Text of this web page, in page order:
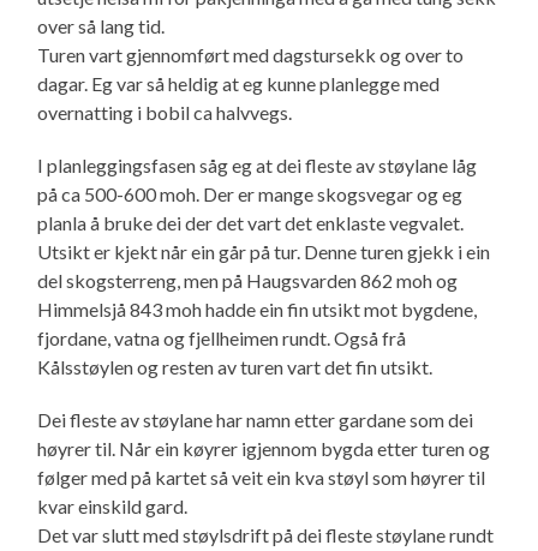
over så lang tid.
Turen vart gjennomført med dagstursekk og over to
dagar. Eg var så heldig at eg kunne planlegge med
overnatting i bobil ca halvvegs.
I planleggingsfasen såg eg at dei fleste av støylane låg
på ca 500-600 moh. Der er mange skogsvegar og eg
planla å bruke dei der det vart det enklaste vegvalet.
Utsikt er kjekt når ein går på tur. Denne turen gjekk i ein
del skogsterreng, men på Haugsvarden 862 moh og
Himmelsjå 843 moh hadde ein fin utsikt mot bygdene,
fjordane, vatna og fjellheimen rundt. Også frå
Kålsstøylen og resten av turen vart det fin utsikt.
Dei fleste av støylane har namn etter gardane som dei
høyrer til. Når ein køyrer igjennom bygda etter turen og
følger med på kartet så veit ein kva støyl som høyrer til
kvar einskild gard.
Det var slutt med støylsdrift på dei fleste støylane rundt